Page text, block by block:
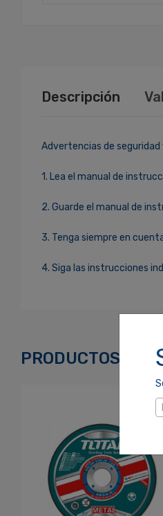
Descripción
Advertencias de seguridad
1. Lea el manual de
2. Guarde el manual de
3. Tenga siempre en
4. Siga las instrucciones
¿Olvidaste tu
PRODUCTOS